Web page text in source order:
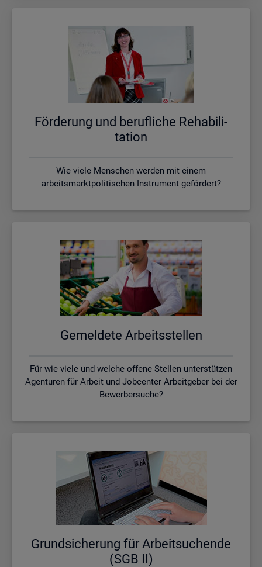
För­de­rung und be­ruf­li­che Re­ha­bi­li­
ta­ti­on
Wie viele Menschen werden mit einem
arbeitsmarktpolitischen Instrument gefördert?
Ge­mel­de­te Ar­beits­stel­len
Für wie viele und welche offene Stellen unterstützen
Agenturen für Arbeit und Jobcenter Arbeitgeber bei der
Bewerbersuche?
Grund­si­che­rung für Ar­beit­su­chen­de
(SGB II)